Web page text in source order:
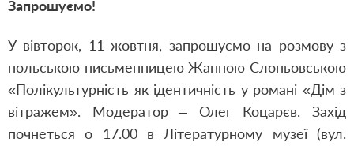
Запрошуємо!
У вівторок, 11 жовтня, запрошуємо на розмову з
польською письменницею Жанною Слоньовською
«Полікультурність як ідентичність у романі «Дім з
вітражем». Модератор – Олег Коцарєв. Захід
почнеться о 17.00 в Літературному музеї (вул.